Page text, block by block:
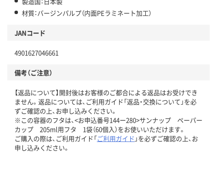
材質：バージンパルプ（内面PEラミネート加工）
JANコード
4901627046661
備考（ご注意）
【返品について】開封後はお客様のご都合による返品はお受けでき
ません。返品については、ご利用ガイド「返品・交換について」を必
ずご確認の上、お申し込みください。
※この容器のフタは、<お申込番号144ー280>サンナップ ペーパー
カップ 205ml用フタ 1袋（60個入）をお使いいただけます。
ご購入の際は、ご利用ガイド「ご利用ガイド 」を必ずご確認の上、お
申し込みください。